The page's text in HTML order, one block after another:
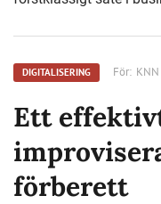
DIGITALISERING För:
Ett
förberett